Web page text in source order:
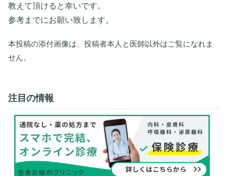
教えて頂けると幸いです。
参考までにお願い致します。
本投稿の添付画像は、投稿者本人と医師以外はご覧になれま
せん。
注目の情報